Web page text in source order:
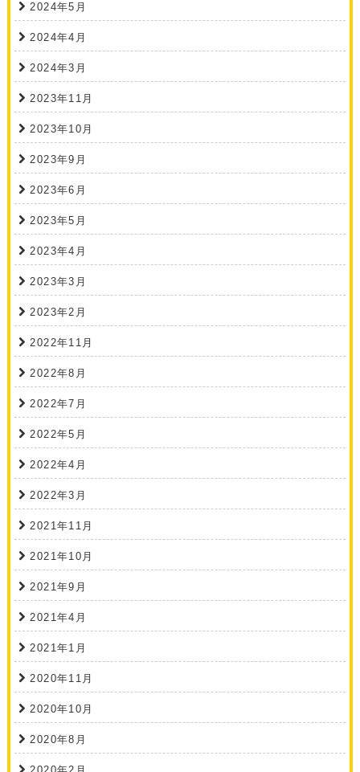
2024年5月
2024年4月
2024年3月
2023年11月
2023年10月
2023年9月
2023年6月
2023年5月
2023年4月
2023年3月
2023年2月
2022年11月
2022年8月
2022年7月
2022年5月
2022年4月
2022年3月
2021年11月
2021年10月
2021年9月
2021年4月
2021年1月
2020年11月
2020年10月
2020年8月